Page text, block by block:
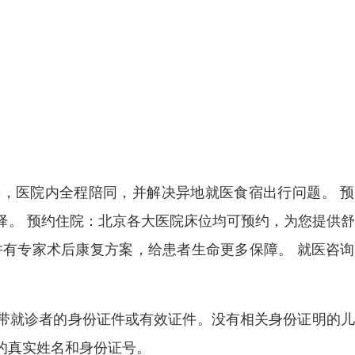
医院内全程陪同，并解决异地就医食宿出行问题。
预约住院：北京各大医院床位均可预约，为您提供
专家术后康复方案，给患者生命更多保障。 就医咨
诊者的身份证件或有效证件。没有相关身份证明的
实姓名和身份证号。